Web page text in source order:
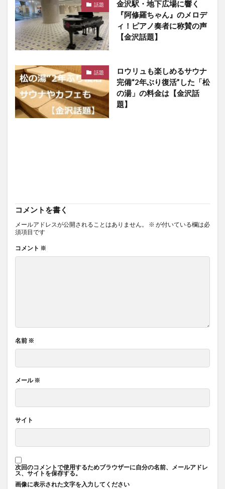
話題
金沢駅・地下広場に響く
『阿修羅ちゃん』のメロデ
ィ！ピアノ奏者に称賛の声
【金沢話題】
話題
ロウリュも楽しめるサウナ
完備“2年ぶり復活”した「松
の湯」の料金は【金沢話
題】
コメントを書く
メールアドレスが公開されることはありません。 ※ が付いている欄は必
須項目です
コメント ※
名前 ※
メール※
サイト
次回のコメントで使用するためブラウザーに自分の名前、メールアドレ
ス、サイトを保存する。
画像に表示された文字を入力してください